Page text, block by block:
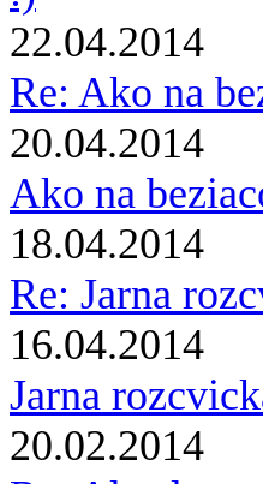
22.04.2014
Re: Ako na
20.04.2014
Ako na
18.04.2014
Re: Jarna
16.04.2014
Jarna
20.02.2014